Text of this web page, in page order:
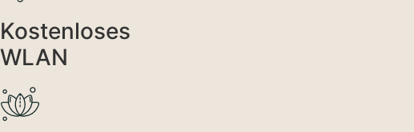
Kostenloses
WLAN